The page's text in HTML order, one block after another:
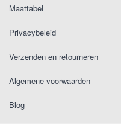
Maattabel
Privacybeleid
Verzenden en retourneren
Algemene voorwaarden
Blog